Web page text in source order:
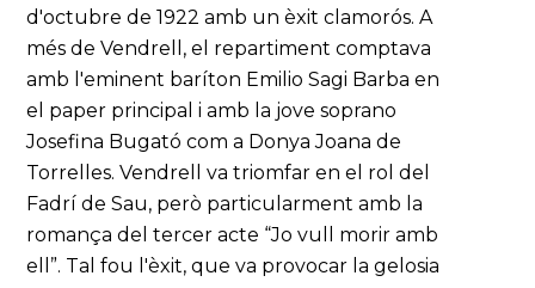
d'octubre de 1922 amb un èxit clamorós. A
més de Vendrell, el repartiment comptava
amb l'eminent baríton Emilio Sagi Barba en
el paper principal i amb la jove soprano
Josefina Bugató com a Donya Joana de
Torrelles. Vendrell va triomfar en el rol del
Fadrí de Sau, però particularment amb la
romança del tercer acte “Jo vull morir amb
ell”. Tal fou l'èxit, que va provocar la gelosia